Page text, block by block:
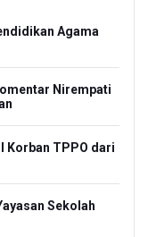
Agama
Nirempati
Korban TPPO dari
Sekolah